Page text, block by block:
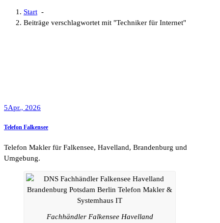
Start -
Beiträge verschlagwortet mit "Techniker für Internet"
5Apr., 2026
Telefon Falkensee
Telefon Makler für Falkensee, Havelland, Brandenburg und
Umgebung.
Fachhändler Falkensee Havelland